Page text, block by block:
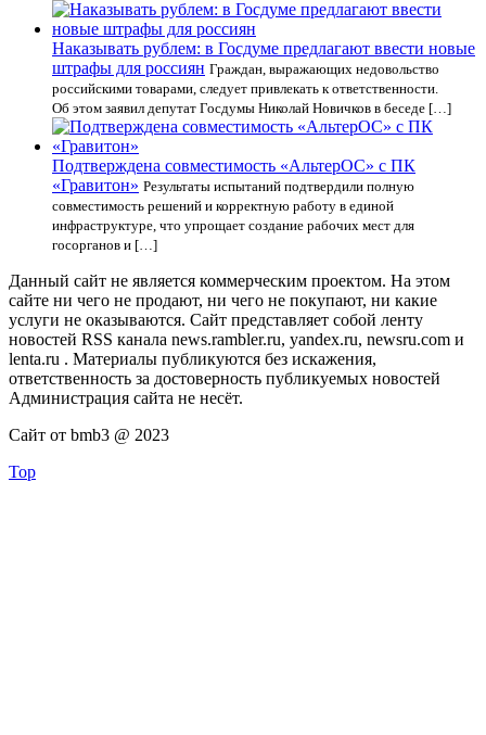
Наказывать рублем: в Госдуме предлагают ввести новые
штрафы для россиян Граждан, выражающих недовольство
российскими товарами, следует привлекать к ответственности.
Об этом заявил депутат Госдумы Николай Новичков в беседе […]
Подтверждена совместимость «АльтерОС» с ПК
«Гравитон» Результаты испытаний подтвердили полную
совместимость решений и корректную работу в единой
инфраструктуре, что упрощает создание рабочих мест для
госорганов и […]
Данный сайт не является коммерческим проектом. На этом
сайте ни чего не продают, ни чего не покупают, ни какие
услуги не оказываются. Сайт представляет собой ленту
новостей RSS канала news.rambler.ru, yandex.ru, newsru.com и
lenta.ru . Материалы публикуются без искажения,
ответственность за достоверность публикуемых новостей
Администрация сайта не несёт.
Сайт от bmb3 @ 2023
Top